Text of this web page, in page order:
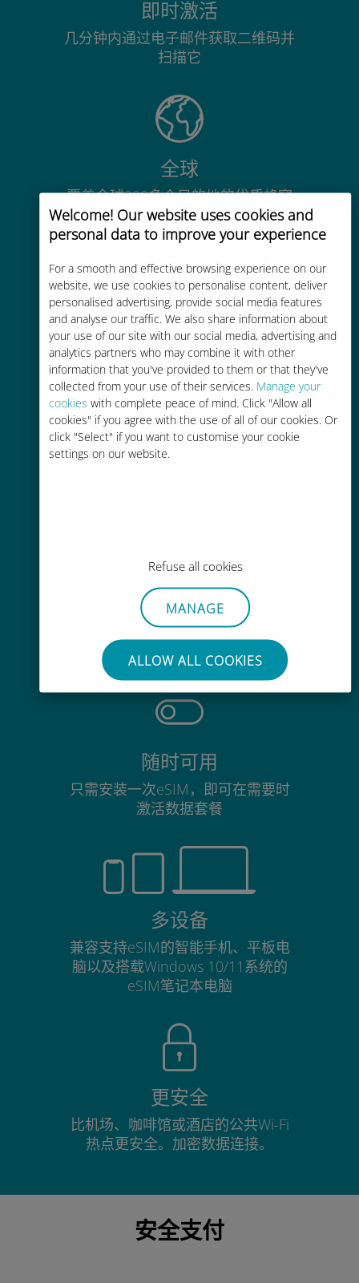
Welcome! Our website uses cookies and
personal data to improve your experience
For a smooth and effective browsing experience on our
website, we use cookies to personalise content, deliver
personalised advertising, provide social media features
and analyse our traffic. We also share information about
your use of our site with our social media, advertising and
analytics partners who may combine it with other
information that you've provided to them or that they've
collected from your use of their services. Manage your
cookies with complete peace of mind. Click "Allow all
cookies" if you agree with the use of all of our cookies. Or
click "Select" if you want to customise your cookie
settings on our website.
Refuse all cookies
MANAGE
ALLOW ALL COOKIES
即时激活
几分钟内通过电子邮件获取二维码并
扫描它
全球
覆盖全球200多个目的地的优质蜂窝
网络连接
经济实惠
比现有运营商的漫游费便宜高达90%
轻松充值
毫不费力
无需取出您现有的SIM卡
随时可用
只需安装一次eSIM，即可在需要时
激活数据套餐
多设备
兼容支持eSIM的智能手机、平板电
脑以及搭载Windows 10/11系统的
eSIM笔记本电脑
更安全
比机场、咖啡馆或酒店的公共Wi-Fi
热点更安全。加密数据连接。
安全支付